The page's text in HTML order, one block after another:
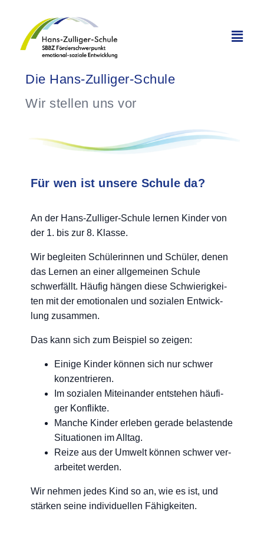
Die Hans-Zulliger-Schule
Wir stellen uns vor
Für wen ist unsere Schule da?
An der Hans-Zul­li­ger-Schu­le ler­nen Kin­der von
der 1. bis zur 8. Klasse.
Wir beglei­ten Schü­le­rin­nen und Schü­ler, denen
das Ler­nen an einer all­ge­mei­nen Schu­le
schwer­fällt. Häu­fig hän­gen die­se Schwie­rig­kei­
ten mit der emo­tio­na­len und sozia­len Ent­wick­
lung zusammen.
Das kann sich zum Bei­spiel so zeigen:
Eini­ge Kin­der kön­nen sich nur schwer
konzentrieren.
Im sozia­len Mit­ein­an­der ent­ste­hen häu­fi­
ger Konflikte.
Man­che Kin­der erle­ben gera­de belas­ten­de
Situa­tio­nen im Alltag.
Rei­ze aus der Umwelt kön­nen schwer ver­
ar­bei­tet werden.
Wir neh­men jedes Kind so an, wie es ist, und
stär­ken sei­ne indi­vi­du­el­len Fähigkeiten.